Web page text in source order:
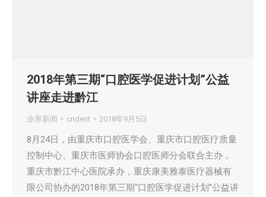
2018年第三期“口腔医学促进计划”公益
讲座走进黔江
业界新闻 cndent 2018年9月5日
8月24日，由重庆市口腔医学会、重庆市口腔医疗质量
控制中心、重庆市医师协会口腔医师分会联合主办，
重庆市黔江中心医院承办，重庆康美雅泰医疗器械有
限公司协办的2018年第三期“口腔医学促进计划”公益讲